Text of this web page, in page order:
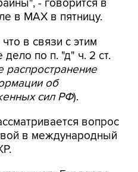
в связи с этим
распространение
об
сил РФ).
вопрос
Гордеева